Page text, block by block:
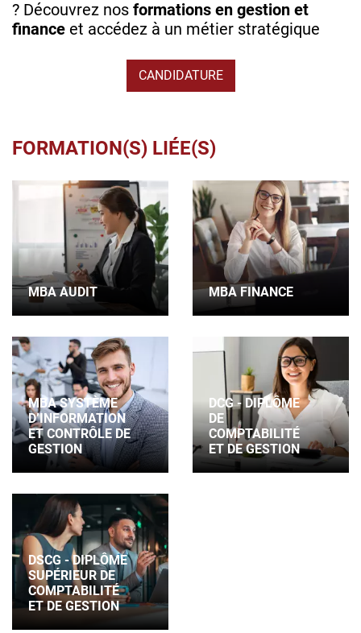
? Découvrez nos formations en gestion et
finance et accédez à un métier stratégique
CANDIDATURE
FORMATION(S) LIÉE(S)
MBA AUDIT MBA FINANCE
MBA SYSTÈME
D’INFORMATION
ET CONTRÔLE DE
GESTION
DCG - DIPLÔME
DE
COMPTABILITÉ
ET DE GESTION
DSCG - DIPLÔME
SUPÉRIEUR DE
COMPTABILITÉ
ET DE GESTION